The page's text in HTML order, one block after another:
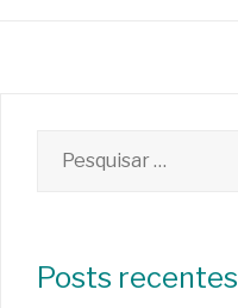
por:
Posts recentes